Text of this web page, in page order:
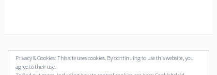
© Overijse Plus 2018-2019
Privacy & Cookies: This site uses cookies. By continuing to use this website, you
agree to their use.